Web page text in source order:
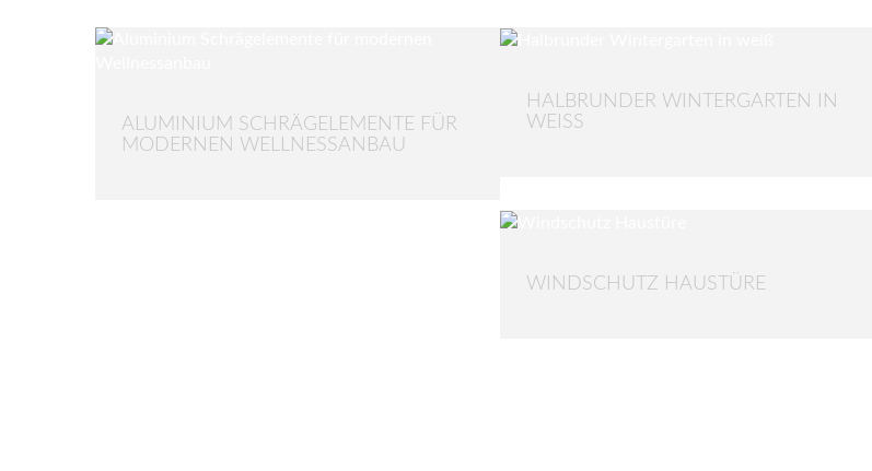
ALUMINIUM SCHRÄGELEMENTE FÜR
MODERNEN WELLNESSANBAU
HALBRUNDER WINTERGARTEN IN
WEISS
WINDSCHUTZ HAUSTÜRE